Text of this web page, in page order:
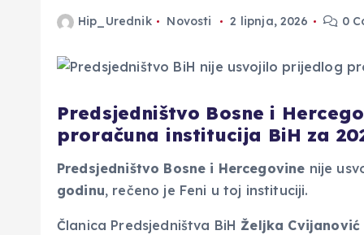
Hip_Urednik Novosti 2 lipnja, 2026 0
Predsjedništvo Bosne i
proračuna institucija BiH za
Predsjedništvo Bosne i Hercegovine nije
godinu, rečeno je Feni u toj instituciji.
Članica Predsjedništva BiH Željka Cvijanović